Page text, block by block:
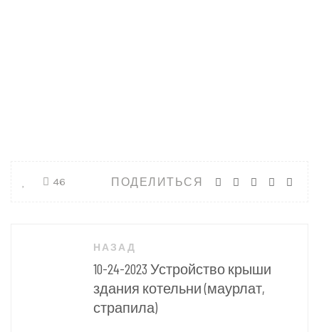
ПОДЕЛИТЬСЯ
46
НАЗАД
10-24-2023 Устройство крыши
здания котельни (маурлат,
страпила)